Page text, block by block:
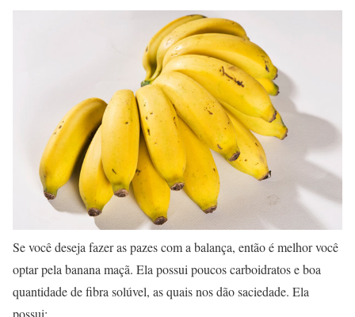
Se você deseja fazer as pazes com a balança, então é melhor você
optar pela banana maçã. Ela possui poucos carboidratos e boa
quantidade de fibra solúvel, as quais nos dão saciedade. Ela
possui: